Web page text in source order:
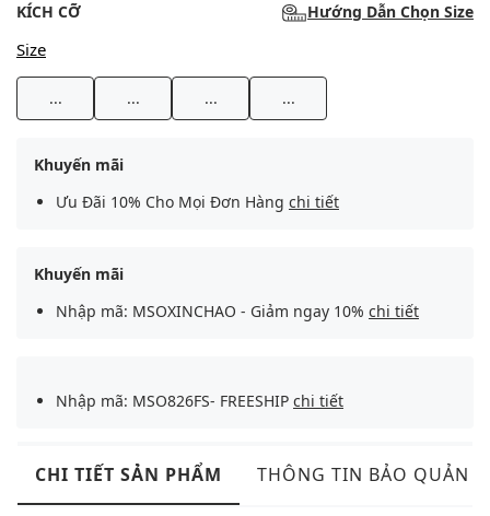
KÍCH CỠ Hướng Dẫn Chọn Size
Size
... ... ... ...
Khuyến mãi
Ưu Đãi 10% Cho Mọi Đơn Hàng chi tiết
Khuyến mãi
Nhập mã: MSOXINCHAO - Giảm ngay 10% chi tiết
Nhập mã: MSO826FS- FREESHIP chi tiết
CHI TIẾT SẢN PHẨM THÔNG TIN BẢO QUẢN